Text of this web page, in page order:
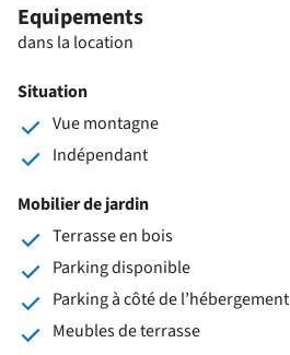
Equipements
dans la location
Situation
Vue montagne
Indépendant
Mobilier de jardin
Terrasse en bois
Parking disponible
Parking à côté de l’hébergement
Meubles de terrasse